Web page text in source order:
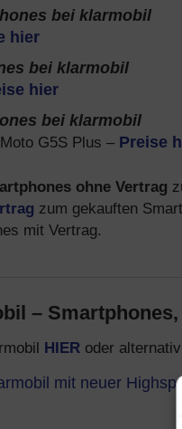
bei klarmobil
hier
bei klarmobil
hier
bei klarmobil
G5S Plus – Preise
ohne Vertrag
zum gekauften
mit Vertrag.
–
HIER oder alternativ
mit neuer